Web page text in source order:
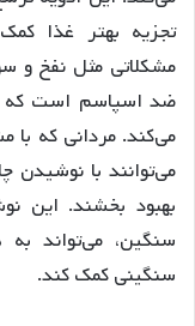
تجزیه بهتر غذا
مشکلاتی مثل نفخ و
ضد اسپاسم است که
می‌کند. مردانی که
می‌توانند با نوشیدن
بهبود بخشند. این
سنگین، می‌تواند
سنگینی کمک کند.